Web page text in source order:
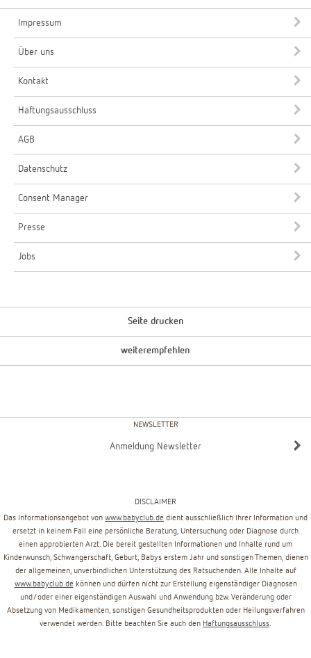
Impressum
Über uns
Kontakt
Haftungsausschluss
AGB
Datenschutz
Consent Manager
Presse
Jobs
Seite drucken
weiterempfehlen
NEWSLETTER
Anmeldung Newsletter
DISCLAIMER
Das Informationsangebot von www.babyclub.de dient ausschließlich Ihrer Information und
ersetzt in keinem Fall eine persönliche Beratung, Untersuchung oder Diagnose durch
einen approbierten Arzt. Die bereit gestellten Informationen und Inhalte rund um
Kinderwunsch, Schwangerschaft, Geburt, Babys erstem Jahr und sonstigen Themen, dienen
der allgemeinen, unverbindlichen Unterstützung des Ratsuchenden. Alle Inhalte auf
www.babyclub.de können und dürfen nicht zur Erstellung eigenständiger Diagnosen
und/oder einer eigenständigen Auswahl und Anwendung bzw. Veränderung oder
Absetzung von Medikamenten, sonstigen Gesundheitsprodukten oder Heilungsverfahren
verwendet werden. Bitte beachten Sie auch den Haftungsausschluss.